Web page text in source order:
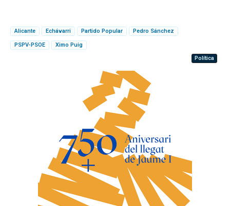
Alicante Echávarri Partido Popular Pedro Sánchez
PSPV-PSOE
Ximo Puig
Política